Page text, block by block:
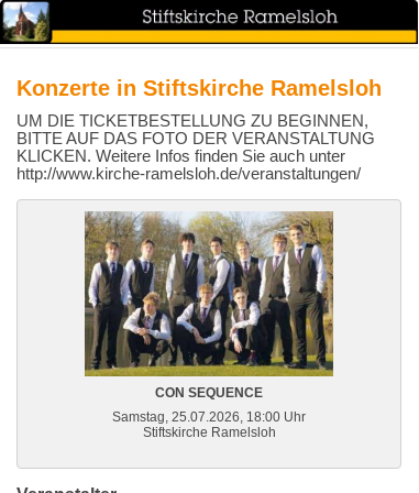
Konzerte in Stiftskirche Ramelsloh
UM DIE TICKETBESTELLUNG ZU BEGINNEN,
BITTE AUF DAS FOTO DER VERANSTALTUNG
KLICKEN. Weitere Infos finden Sie auch unter
http://www.kirche-ramelsloh.de/veranstaltungen/
CON SEQUENCE
Samstag, 25.07.2026, 18:00 Uhr
Stiftskirche Ramelsloh